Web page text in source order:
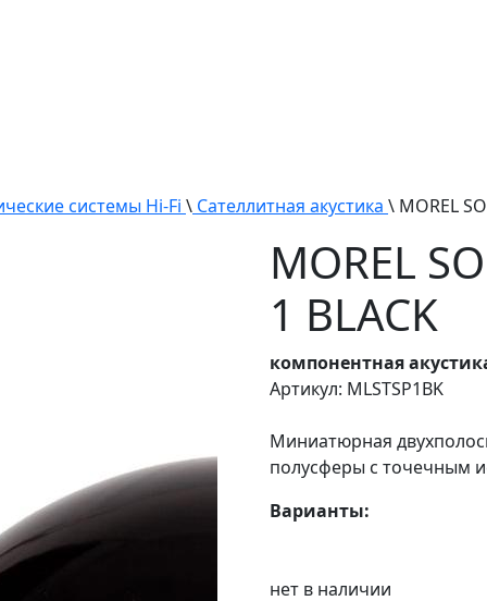
системы Hi-Fi \ Сателлитная акустика \ MOREL
MOREL
1 BLACK
компонентная
Артикул: MLSTSP1BK
Миниатюрная
полусферы с точечным
Варианты:
нет в наличии